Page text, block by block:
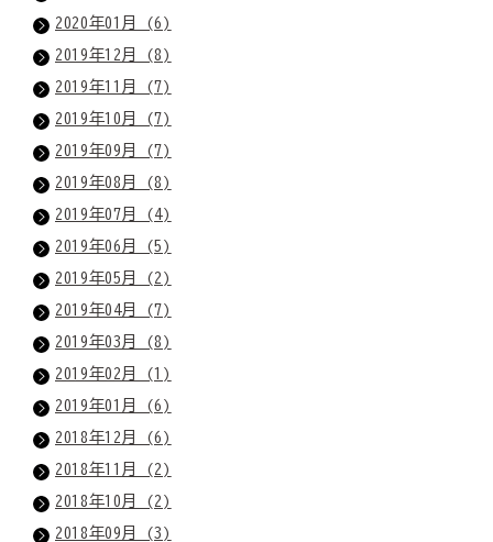
2020年01月 (6)
2019年12月 (8)
2019年11月 (7)
2019年10月 (7)
2019年09月 (7)
2019年08月 (8)
2019年07月 (4)
2019年06月 (5)
2019年05月 (2)
2019年04月 (7)
2019年03月 (8)
2019年02月 (1)
2019年01月 (6)
2018年12月 (6)
2018年11月 (2)
2018年10月 (2)
2018年09月 (3)